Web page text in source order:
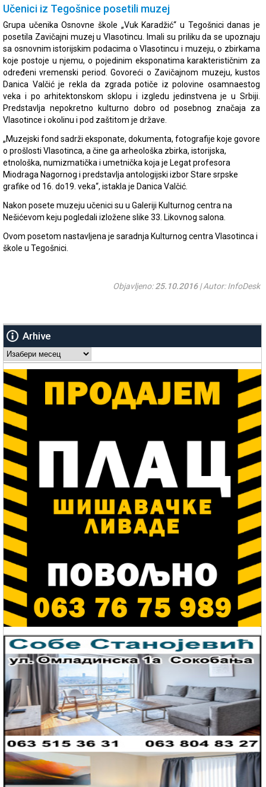
Učenici iz Tegošnice posetili muzej
Grupa učenika Osnovne škole „Vuk Karadžić“ u Tegošnici danas je
posetila Zavičajni muzej u Vlasotincu. Imali su priliku da se upoznaju
sa osnovnim istorijskim podacima o Vlasotincu i muzeju, o zbirkama
koje postoje u njemu, o pojedinim eksponatima karakterističnim za
određeni vremenski period. Govoreći o Zavičajnom muzeju, kustos
Danica Valčić je rekla da zgrada potiče iz polovine osamnaestog
veka i po arhitektonskom sklopu i izgledu jedinstvena je u Srbiji.
Predstavlja nepokretno kulturno dobro od posebnog značaja za
Vlasotince i okolinu i pod zaštitom je države.
„Muzejski fond sadrži eksponate, dokumenta, fotografije koje govore
o prošlosti Vlasotinca, a čine ga arheološka zbirka, istorijska,
etnološka, numizmatička i umetnička koja je Legat profesora
Miodraga Nagornog i predstavlja antologijski izbor Stare srpske
grafike od 16. do19. veka“, istakla je Danica Valčić.
Nakon posete muzeju učenici su u Galeriji Kulturnog centra na
Nešićevom keju pogledali izložene slike 33. Likovnog salona.
Ovom posetom nastavljena je saradnja Kulturnog centra Vlasotinca i
škole u Tegošnici.
Objavljeno:25.10.2016| Autor: InfoDesk
Arhive
Arhive